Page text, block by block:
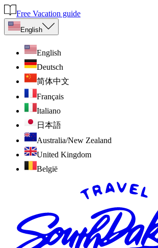
Free Vacation guide
English
English
Deutsch
简体中文
Français
Italiano
日本語
Australia/New Zealand
United Kingdom
België